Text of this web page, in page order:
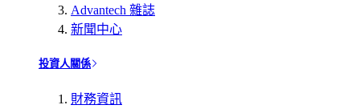
Advantech 雜誌
新聞中心
投資人關係
財務資訊